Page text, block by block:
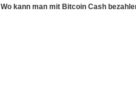
Wo kann man mit Bitcoin Cash